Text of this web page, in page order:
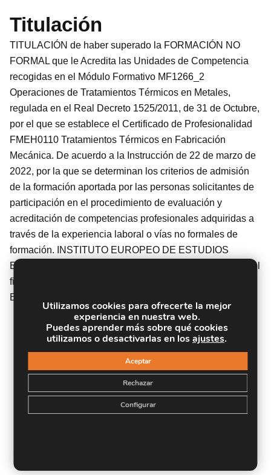
Titulación
TITULACIÓN de haber superado la FORMACIÓN NO
FORMAL que le Acredita las Unidades de Competencia
recogidas en el Módulo Formativo MF1266_2
Operaciones de Tratamientos Térmicos en Metales,
regulada en el Real Decreto 1525/2011, de 31 de Octubre,
por el que se establece el Certificado de Profesionalidad
FMEH0110 Tratamientos Térmicos en Fabricación
Mecánica. De acuerdo a la Instrucción de 22 de marzo de
2022, por la que se determinan los criterios de admisión
de la formación aportada por las personas solicitantes de
participación en el procedimiento de evaluación y
acreditación de competencias profesionales adquiridas a
través de la experiencia laboral o vías no formales de
formación. INSTITUTO EUROPEO DE ESTUDIOS
EMPRESARIALES, S.A.U. es una entidad participante del
fichero de entidades del Sepe, Ministerio de Trabajo y
Economía Social.
Utilizamos cookies para ofrecerte la mejor
experiencia en nuestra web.
Puedes aprender más sobre qué cookies
utilizamos o desactivarlas en losajustes.
Aceptar
Rechazar
Configurar